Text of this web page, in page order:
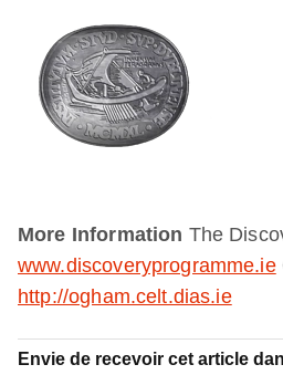
More Information The
www.discoveryprogramme.ie
http://ogham.celt.dias.ie
Envie de recevoir cet article